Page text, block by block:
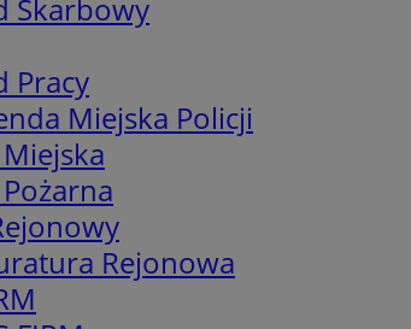
Skarbowy
Pracy
Miejska Policji
Rejonowa